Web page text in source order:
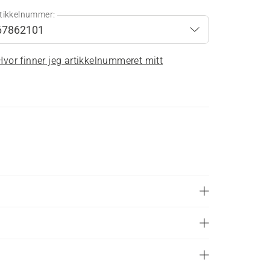
finner jeg artikkelnummeret mitt